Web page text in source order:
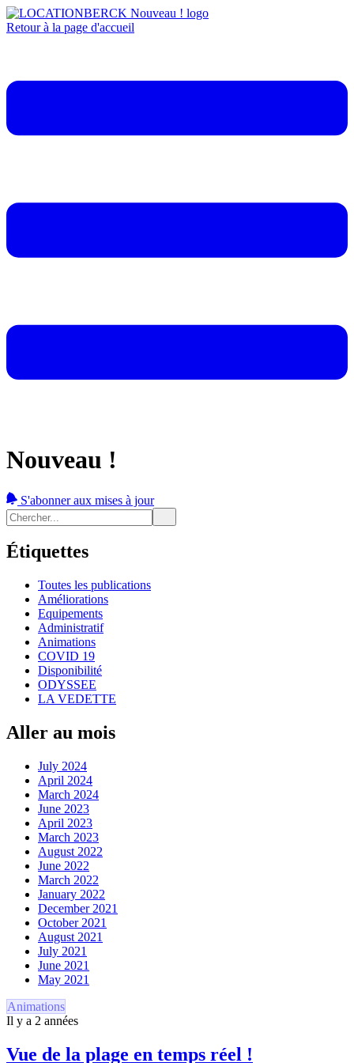
Retour à la page d'accueil
Nouveau !
S'abonner aux mises à jour
Étiquettes
Toutes les publications
Améliorations
Equipements
Administratif
Animations
COVID 19
Disponibilité
ODYSSEE
LA VEDETTE
Aller au mois
July 2024
April 2024
March 2024
June 2023
April 2023
March 2023
August 2022
June 2022
March 2022
January 2022
December 2021
October 2021
August 2021
July 2021
June 2021
May 2021
Animations
Il y a 2 années
Vue de la plage en temps réel !